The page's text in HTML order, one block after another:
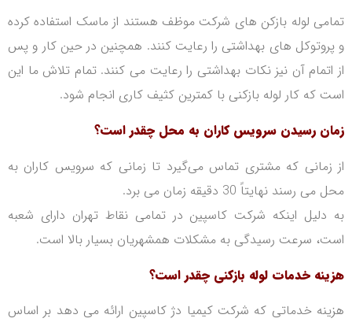
تمامی لوله بازکن های شرکت موظف هستند از ماسک استفاده کرده
و پروتوکل های بهداشتی را رعایت کنند. همچنین در حین کار و پس
از اتمام آن نیز نکات بهداشتی را رعایت می کنند. تمام تلاش ما این
است که کار لوله بازکنی با کمترین کثیف کاری انجام شود.
زمان رسیدن سرویس کاران به محل چقدر است؟
از زمانی که مشتری تماس می‌گیرد تا زمانی که سرویس کاران به
محل می رسند نهایتاً 30 دقیقه زمان می برد.
به دلیل اینکه شرکت کاسپین در تمامی نقاط تهران دارای شعبه
است، سرعت رسیدگی به مشکلات همشهریان بسیار بالا است.
هزینه خدمات لوله بازکنی چقدر است؟
هزینه خدماتی که شرکت کیمیا دژ کاسپین ارائه می دهد بر اساس